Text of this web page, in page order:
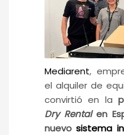
Mediarent,
el alquiler de
convirtió en la
Dry Rentalen
nuevosistema